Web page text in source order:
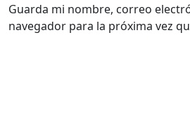
Guarda mi nombre, correo
navegador para la próxima vez